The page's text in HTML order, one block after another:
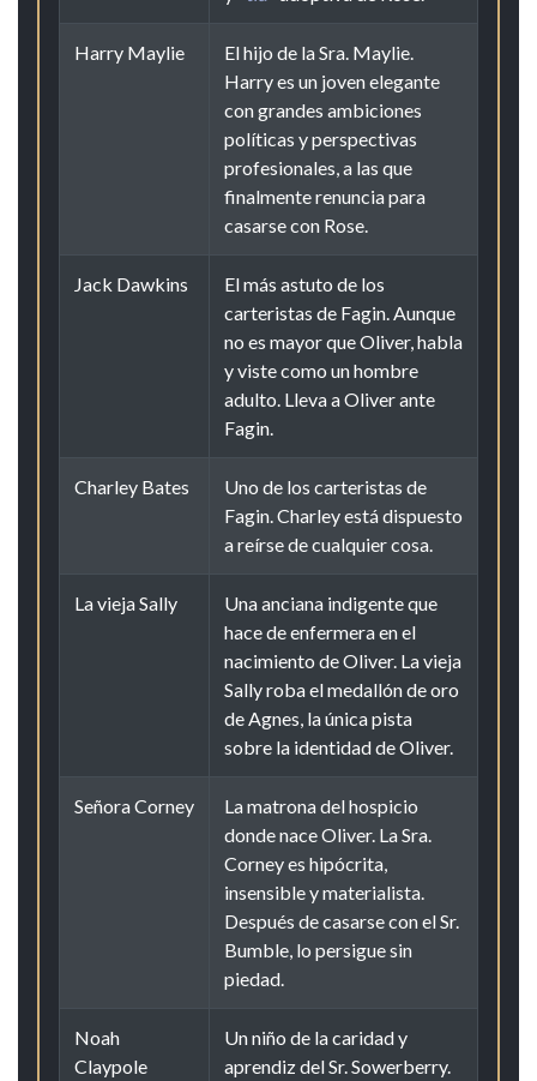
Harry Maylie
El hijo de la Sra. Maylie.
Harry es un joven elegante
con grandes ambiciones
políticas y perspectivas
profesionales, a las que
finalmente renuncia para
casarse con Rose.
Jack Dawkins
El más astuto de los
carteristas de Fagin. Aunque
no es mayor que Oliver, habla
y viste como un hombre
adulto. Lleva a Oliver ante
Fagin.
Charley Bates
Uno de los carteristas de
Fagin. Charley está dispuesto
a reírse de cualquier cosa.
La vieja Sally
Una anciana indigente que
hace de enfermera en el
nacimiento de Oliver. La vieja
Sally roba el medallón de oro
de Agnes, la única pista
sobre la identidad de Oliver.
Señora Corney
La matrona del hospicio
donde nace Oliver. La Sra.
Corney es hipócrita,
insensible y materialista.
Después de casarse con el Sr.
Bumble, lo persigue sin
piedad.
Noah
Claypole
Un niño de la caridad y
aprendiz del Sr. Sowerberry.